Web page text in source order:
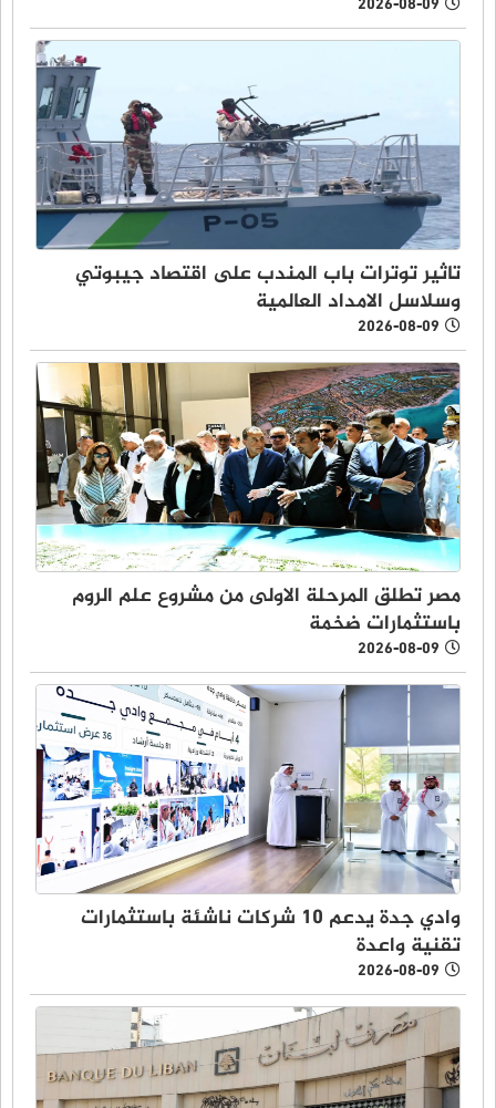
تاثير توترات باب المندب على اقتصاد جيبوتي
وسلاسل الامداد العالمية
2026-08-09
مصر تطلق المرحلة الاولى من مشروع علم الروم
باستثمارات ضخمة
2026-08-09
وادي جدة يدعم 10 شركات ناشئة باستثمارات
تقنية واعدة
2026-08-09